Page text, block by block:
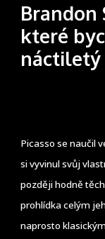
Brandon
které
náctiletý
Picasso se naučil
si vyvinul svůj
později hodně
prohlídka celým
naprosto